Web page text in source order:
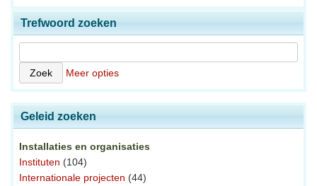
Trefwoord zoeken
Meer opties
Geleid zoeken
Installaties en organisaties
Instituten (104)
Internationale projecten (44)